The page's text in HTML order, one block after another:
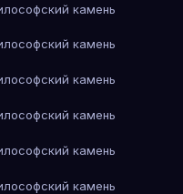
камень
камень
камень
камень
камень
камень